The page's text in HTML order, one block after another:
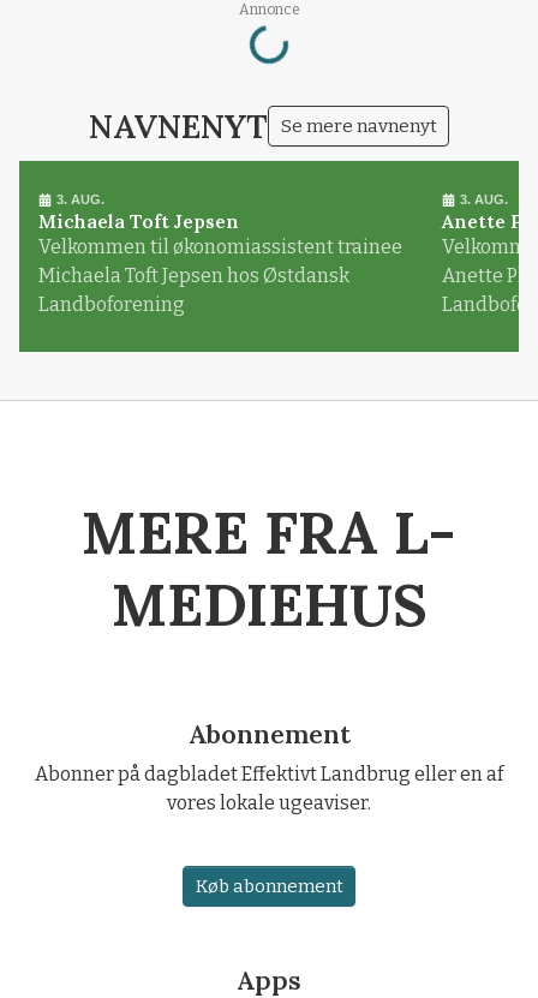
Annonce
Loading...
NAVNENYT Se mere navnenyt
3. AUG.
Michaela Toft Jepsen
Velkommen til økonomiassistent trainee
Michaela Toft Jepsen hos Østdansk
Landboforening
3. AUG.
Anette
Anette
MERE FRA L-
MEDIEHUS
Abonnement
Abonner på dagbladet Effektivt Landbrug eller en af
vores lokale ugeaviser.
Køb abonnement
Apps